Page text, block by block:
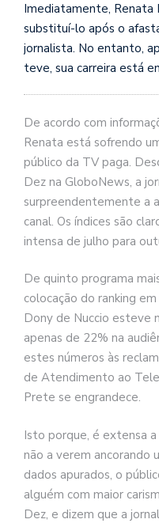
Imediatamente, Renata
substituí-lo após o
jornalista. No entanto,
teve, sua carreira está
De acordo com
Renata está sofrendo
público da TV paga.
Dez na GloboNews, a
surpreendentemente a
canal. Os índices são
intensa de julho para
De quinto programa
colocação do ranking
Dony de Nuccio esteve
apenas de 22% na
estes números às
de Atendimento ao
Prete se engrandece.
Isto porque, é extensa
não a verem ancorando
dados apurados, o
alguém com maior
Dez, e dizem que a